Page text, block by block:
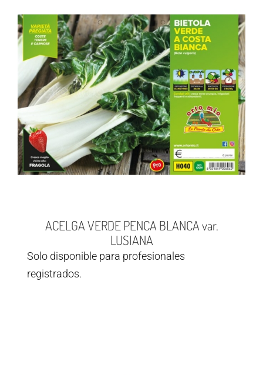
ACELGA VERDE PENCA BLANCA var.
LUSIANA
Solo disponible para profesionales
registrados.